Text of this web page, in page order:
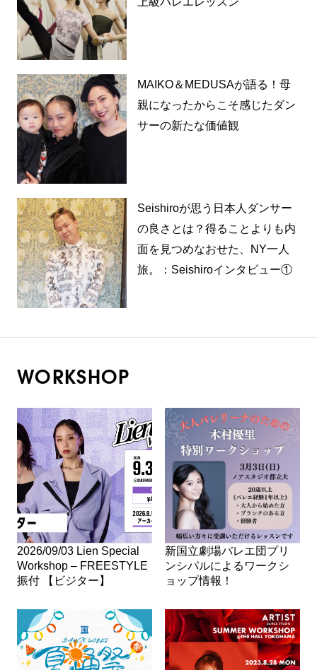
MAIKO＆MEDUSAが語る！母
親になったからこそ感じたダン
サーの新たな価値観
Seishiroが思う日本人ダンサー
の良さとは？得ることよりも内
面を見つめなおせた、NY一人
旅。：Seishiroインタビュー①
WORKSHOP
2026/09/03 Lien Special
Workshop – FREESTYLE
振付 【ビジター】
新国立劇場バレエ団プリ
ンシパルによるワークシ
ョップ情報！